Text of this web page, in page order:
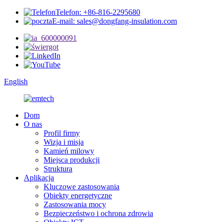
Telefon: +86-816-2295680
E-mail: sales@dongfang-insulation.com
English
Dom
O nas
Profil firmy
Wizja i misja
Kamień milowy
Miejsca produkcji
Struktura
Aplikacja
Kluczowe zastosowania
Obiekty energetyczne
Zastosowania mocy
Bezpieczeństwo i ochrona zdrowia